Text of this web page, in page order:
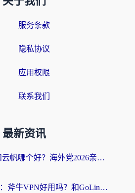
服务条款
隐私协议
应用权限
联系我们
最新资讯
Quickback和云帆哪个好？海外党2026亲测指南：选对加速器大陆工具，无缝刷国内剧玩国服
海外党必看：斧牛VPN好用吗？和GoLinkVPN对比哪个回国效果更好？